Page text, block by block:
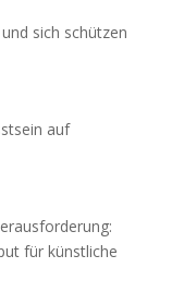
sich schützen
auf
für künstliche